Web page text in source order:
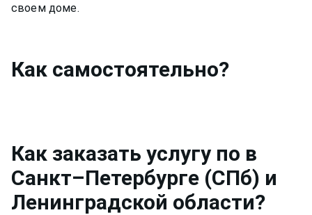
своем доме.
Как самостоятельно?
Как заказать услугу по в
Санкт–Петербурге (СПб) и
Ленинградской области?